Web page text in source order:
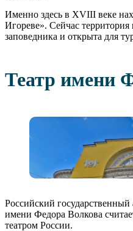
Именно здесь в XVIII веке
Игореве». Сейчас территория
заповедника и открыта для
Театр имени
Российский
имени Федора Волкова
театром России.